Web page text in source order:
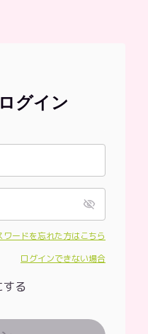
グイン
ワードを忘れた方はこちら
ログインできない場合
する